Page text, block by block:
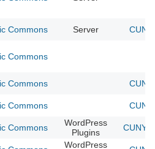
Commons Server
Commons
Commons
Commons
Commons
WordPress
Plugins
CUNY
WordPress